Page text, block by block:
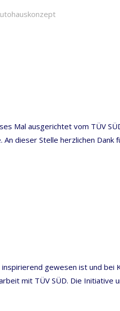
Mal ausgerichtet vom TÜV
dieser Stelle herzlichen
gewesen ist und bei
mit TÜV SÜD. Die